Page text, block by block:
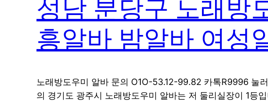
성남 분당구 노래방
흥알바 밤알바 여성
노래방도우미 알바 문의 O1O-53.12-99.82 카톡R9996 눌
의 경기도 광주시 노래방도우미 알바는 저 둘리실장이 1등